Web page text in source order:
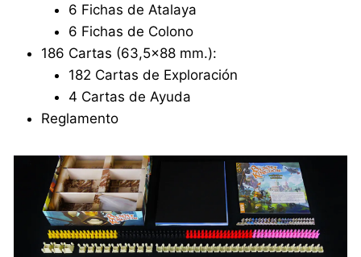
6 Fichas de Atalaya
6 Fichas de Colono
186 Cartas (63,5×88 mm.):
182 Cartas de Exploración
4 Cartas de Ayuda
Reglamento